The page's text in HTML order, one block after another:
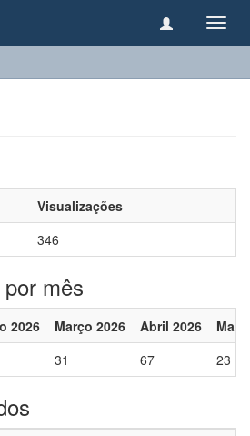
Visualizações
346
mês
2026 Março 2026 Abril 2026
Maio
31 67 23